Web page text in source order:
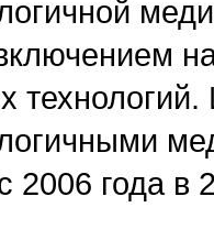
2006 года в